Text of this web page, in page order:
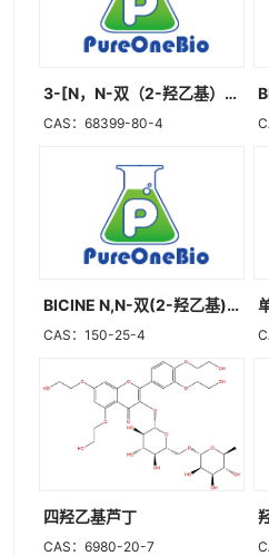
3-[N，N-双（2-羟乙基）]氨基-2-羟基丙磺酸
CAS：68399-80-4
BICINE N,N-双(2-羟乙基)甘氨酸
CAS：150-25-4
四羟乙基芦丁
CAS：6980-20-7